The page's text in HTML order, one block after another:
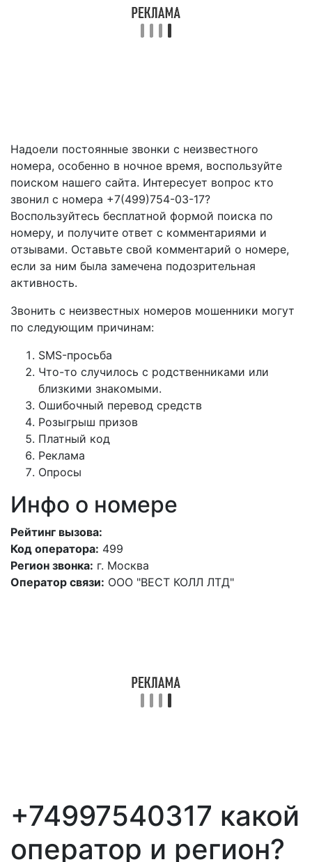
Надоели постоянные звонки с неизвестного
номера, особенно в ночное время, воспользуйте
поиском нашего сайта. Интересует вопрос кто
звонил с номера +7(499)754-03-17?
Воспользуйтесь бесплатной формой поиска по
номеру, и получите ответ с комментариями и
отзывами. Оставьте свой комментарий о номере,
если за ним была замечена подозрительная
активность.
Звонить с неизвестных номеров мошенники могут
по следующим причинам:
SMS-просьба
Что-то случилось с родственниками или
близкими знакомыми.
Ошибочный перевод средств
Розыгрыш призов
Платный код
Реклама
Опросы
Инфо о номере
Рейтинг вызова:
Код оператора: 499
Регион звонка: г. Москва
Оператор связи: ООО "ВЕСТ КОЛЛ ЛТД"
+74997540317 какой
оператор и регион?